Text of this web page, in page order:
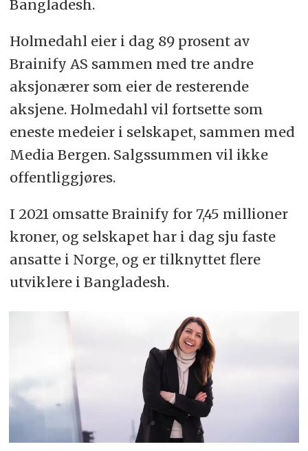
Bangladesh.
Holmedahl eier i dag 89 prosent av
Brainify AS sammen med tre andre
aksjonærer som eier de resterende
aksjene. Holmedahl vil fortsette som
eneste medeier i selskapet, sammen med
Media Bergen. Salgssummen vil ikke
offentliggjøres.
I 2021 omsatte Brainify for 7,45 millioner
kroner, og selskapet har i dag sju faste
ansatte i Norge, og er tilknyttet flere
utviklere i Bangladesh.